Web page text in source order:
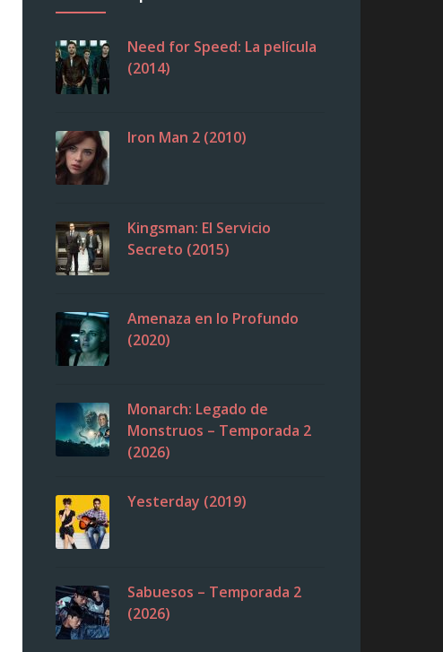
Need for Speed: La película
(2014)
Iron Man 2 (2010)
Kingsman: El Servicio
Secreto (2015)
Amenaza en lo Profundo
(2020)
Monarch: Legado de
Monstruos – Temporada 2
(2026)
Yesterday (2019)
Sabuesos – Temporada 2
(2026)